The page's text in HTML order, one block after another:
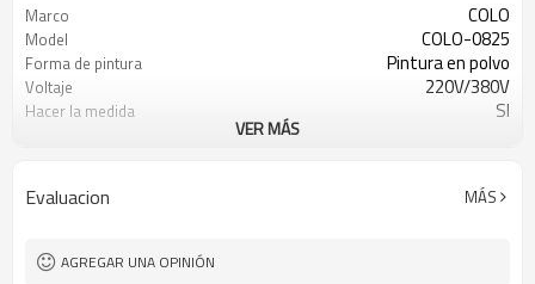
Marco COLO
Model COLO-0825
Forma de pintura Pintura en polvo
Voltaje 220V/380V
Hacer la medida SI
VER MÁS
Evaluacion MÁS
AGREGAR UNA OPINIÓN